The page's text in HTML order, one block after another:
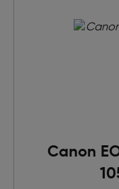
Canon